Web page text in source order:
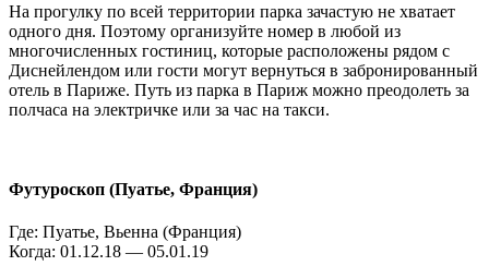
На прогулку по всей территории парка зачастую не хватает
одного дня. Поэтому организуйте номер в любой из
многочисленных гостиниц, которые расположены рядом с
Диснейлендом или гости могут вернуться в забронированный
отель в Париже. Путь из парка в Париж можно преодолеть за
полчаса на электричке или за час на такси.
Футуроскоп (Пуатье, Франция)
Где: Пуатье, Вьенна (Франция)
Когда: 01.12.18 — 05.01.19